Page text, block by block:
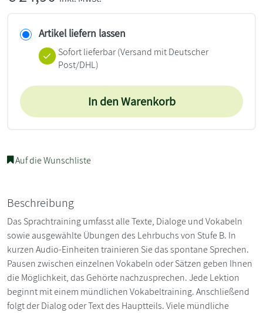
Artikel liefern lassen
Sofort lieferbar(Versand mit Deutscher
Post/DHL)
In den Warenkorb
Auf die Wunschliste
Beschreibung
Das Sprachtraining umfasst alle Texte, Dialoge und Vokabeln
sowie ausgewählte Übungen des Lehrbuchs von Stufe B. In
kurzen Audio-Einheiten trainieren Sie das spontane Sprechen.
Pausen zwischen einzelnen Vokabeln oder Sätzen geben Ihnen
die Möglichkeit, das Gehörte nachzusprechen. Jede Lektion
beginnt mit einem mündlichen Vokabeltraining. Anschließend
folgt der Dialog oder Text des Hauptteils. Viele mündliche